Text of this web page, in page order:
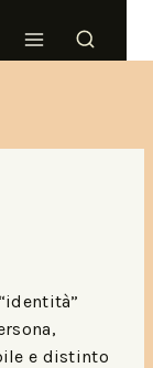
e distinto